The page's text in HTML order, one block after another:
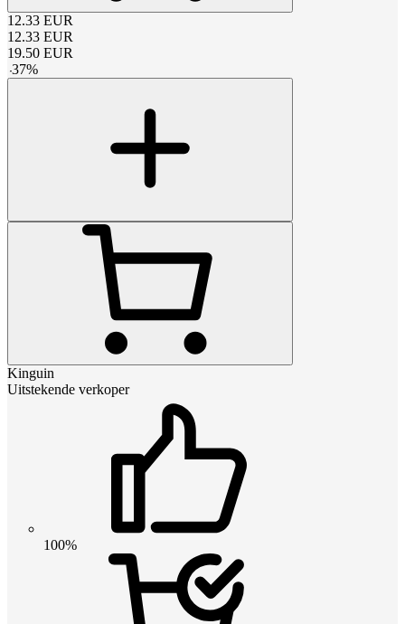
12.33 EUR
12.33 EUR
19.50 EUR
-37%
Kinguin
Uitstekende verkoper
100%